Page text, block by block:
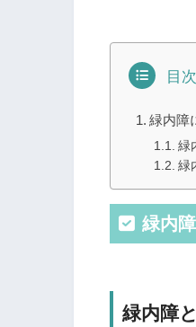
目次
緑内障
緑
緑
緑内
緑内障